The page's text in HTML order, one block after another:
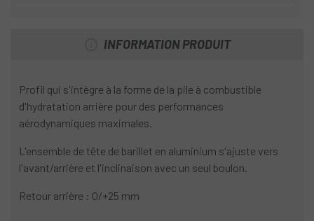
INFORMATION PRODUIT
Profil qui s'intègre à la forme de la pile à combustible
d'hydratation arrière pour des performances
aérodynamiques maximales.
L'ensemble de tête de barillet en aluminium s'ajuste vers
l'avant/arrière et l'inclinaison avec un seul boulon.
Retour arrière : 0/+25 mm